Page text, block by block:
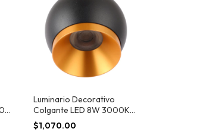
Luminario Decorativo
Colgante LED 8W 3000K
Helvetios II Tecnolite
$1,070.00